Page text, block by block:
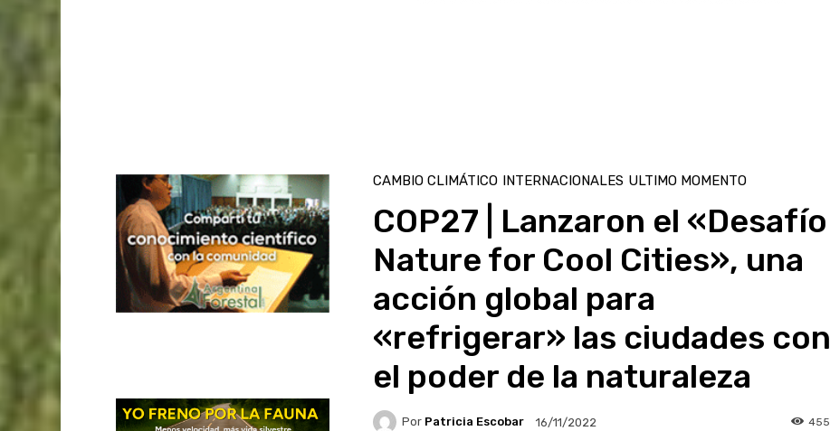
CAMBIO CLIMÁTICO INTERNACIONALES ULTIMO MOMENTO
COP27 | Lanzaron el «Desafío
Nature for Cool Cities», una
acción global para
«refrigerar» las ciudades con
el poder de la naturaleza
Por Patricia Escobar 16/11/2022 455